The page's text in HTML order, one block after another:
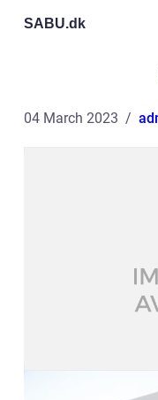
SABU.dk
04 March 2023